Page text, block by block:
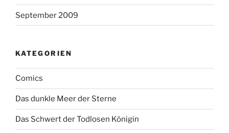
September 2009
KATEGORIEN
Comics
Das dunkle Meer der Sterne
Das Schwert der Todlosen Königin